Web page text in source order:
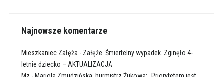
Najnowsze komentarze
Mieszkaniec Załęża - Załęże. Śmiertelny wypadek. Zginęło 4-
letnie dziecko – AKTUALIZACJA